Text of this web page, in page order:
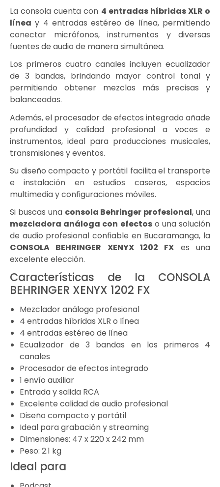
La consola cuenta con 4 entradas híbridas XLR o
línea y 4 entradas estéreo de línea, permitiendo
conectar micrófonos, instrumentos y diversas
fuentes de audio de manera simultánea.
Los primeros cuatro canales incluyen ecualizador
de 3 bandas, brindando mayor control tonal y
permitiendo obtener mezclas más precisas y
balanceadas.
Además, el procesador de efectos integrado añade
profundidad y calidad profesional a voces e
instrumentos, ideal para producciones musicales,
transmisiones y eventos.
Su diseño compacto y portátil facilita el transporte
e instalación en estudios caseros, espacios
multimedia y configuraciones móviles.
Si buscas una consola Behringer profesional, una
mezcladora análoga con efectoso una solución
de audio profesional confiable en Bucaramanga, la
CONSOLA BEHRINGER XENYX 1202 FX es una
excelente elección.
Características de la CONSOLA
BEHRINGER XENYX 1202 FX
Mezclador análogo profesional
4 entradas híbridas XLR o línea
4 entradas estéreo de línea
Ecualizador de 3 bandas en los primeros 4
canales
Procesador de efectos integrado
1 envío auxiliar
Entrada y salida RCA
Excelente calidad de audio profesional
Diseño compacto y portátil
Ideal para grabación y streaming
Dimensiones: 47 x 220 x 242 mm
Peso: 2.1 kg
Ideal para